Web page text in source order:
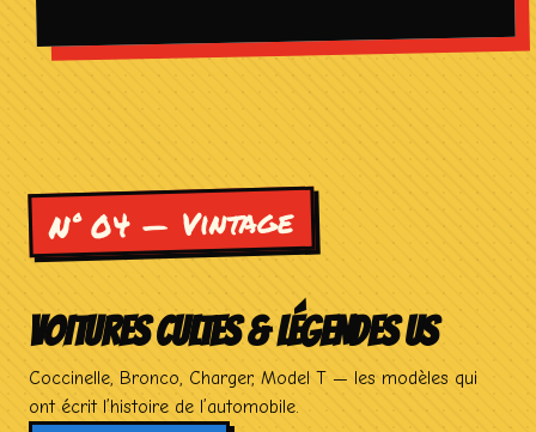
N° 04 — Vintage
VOITURES CULTES & LÉGENDES US
Coccinelle, Bronco, Charger, Model T — les modèles qui
ont écrit l’histoire de l’automobile.